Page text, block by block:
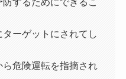
ーゲットにされてし
危険運転を指摘され